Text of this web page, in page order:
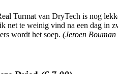
Turmat van DryTech is nog
net te weinig vind na een dag
wordt het soep. (Jeroen